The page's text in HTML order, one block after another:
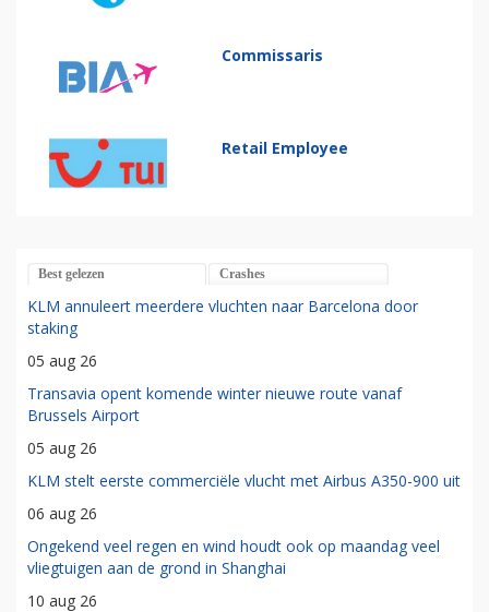
Commissaris
Retail Employee
Best gelezen Crashes
KLM annuleert meerdere vluchten naar Barcelona door
staking
05 aug 26
Transavia opent komende winter nieuwe route vanaf
Brussels Airport
05 aug 26
KLM stelt eerste commerciële vlucht met Airbus A350-900 uit
06 aug 26
Ongekend veel regen en wind houdt ook op maandag veel
vliegtuigen aan de grond in Shanghai
10 aug 26